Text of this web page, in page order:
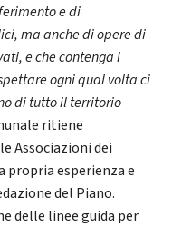
e di
ma anche di opere di
e che contenga i
ogni qual volta ci
di tutto il territorio
ritiene
Associazioni dei
esperienza e
del Piano.
delle linee guida per